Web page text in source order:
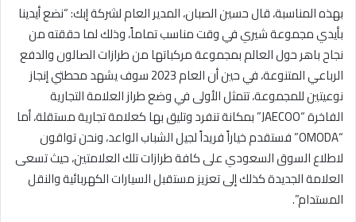
بهذه المناسبة، قال حسين الصبان، المدير العام لشركة إبك: “نضع أيدينا
بأيدي مجموعة شيري في وقت مناسب تماماً، وذلك لما حققته من
نجاح باهر حول العالم بمجموعة مركباتها من طرازات الصالون والدفع
الرباعي المتنوعة، في حين أن العام 2023 سوف يشهد محطتي إنجاز
نوعيتين للمجموعة، تتمثل الأولى في وضع طراز العلامة التجارية
الفاخرة “JAECOO” بمكانة تنفرد وتليق بها كعلامة تجارية مستقلة، أما
“OMODA” فستقدم خياراً فريداً لجيل الشباب الواعد، ونحن تواقون
لاطلاع السوق السعودي على كافة طرازات تلك العلامتين، حيث تسعى
العلامة الجديدة كذلك إلى تعزيز مستقبل السيارات الكهربائية والنقل
المستدام”.